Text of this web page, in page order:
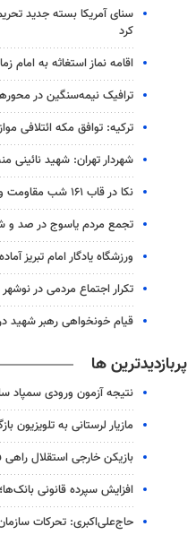
سنای آمریکا بسته جدید
کرد
اقامه نماز استغاثه به امام
ترافیک نیمه‌سنگین در
ترکیه: توافق مکه ائتلافی
شهردار تهران: شهید نائینی
نکا در قاب ۱۶۱ شب مقاومت و همدلی
تجمع مردم یاسوج در صد
ورزشگاه یادگار امام تبریز
تکرار اجتماع مردمی در نوشهر
قیام خونخواهی رهبر شهید
پربازدیدترین ها
نتیجه آزمون ورودی سمپاد سال ۱۴۰۵
مازیار لرستانی به
بازیکن خارجی استقلال راهی
افزایش سپرده قانونی
حاج‌علی‌اکبری: تحرکات